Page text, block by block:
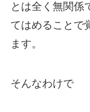
とは全く無関係
てはめることで
ます。
そんなわけで